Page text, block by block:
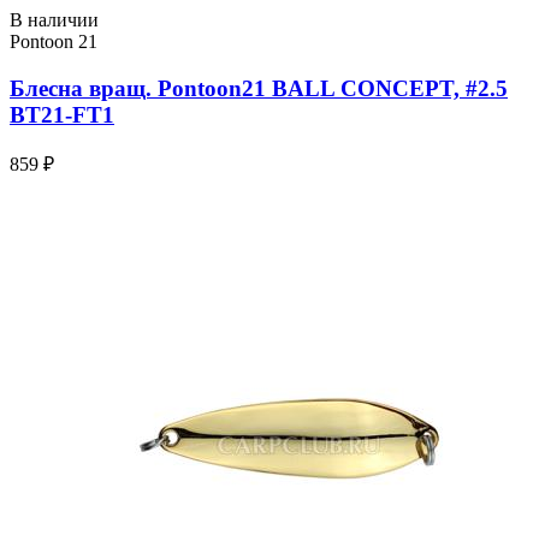
В наличии
Pontoon 21
Блесна вращ. Pontoon21 BALL CONCEPT, #2.5
BT21-FT1
859 ₽